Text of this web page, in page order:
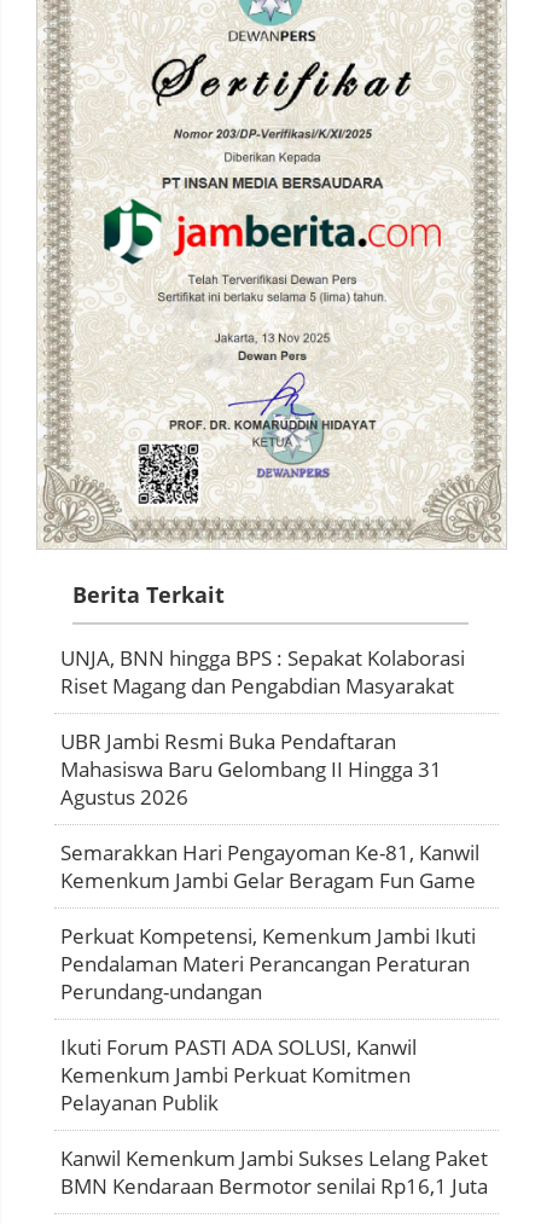
Berita Terkait
UNJA, BNN hingga BPS : Sepakat Kolaborasi
Riset Magang dan Pengabdian Masyarakat
UBR Jambi Resmi Buka Pendaftaran
Mahasiswa Baru Gelombang II Hingga 31
Agustus 2026
Semarakkan Hari Pengayoman Ke-81, Kanwil
Kemenkum Jambi Gelar Beragam Fun Game
Perkuat Kompetensi, Kemenkum Jambi Ikuti
Pendalaman Materi Perancangan Peraturan
Perundang-undangan
Ikuti Forum PASTI ADA SOLUSI, Kanwil
Kemenkum Jambi Perkuat Komitmen
Pelayanan Publik
Kanwil Kemenkum Jambi Sukses Lelang Paket
BMN Kendaraan Bermotor senilai Rp16,1 Juta